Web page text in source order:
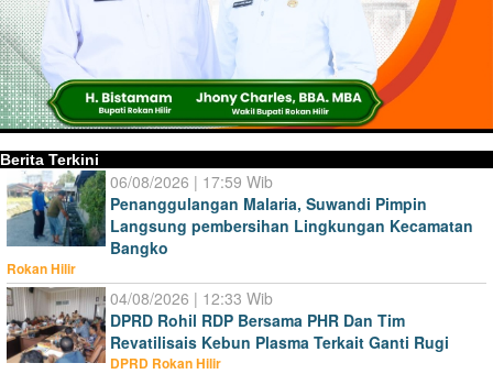
Berita Terkini
06/08/2026 | 17:59 Wib
Penanggulangan Malaria, Suwandi Pimpin
Langsung pembersihan Lingkungan Kecamatan
Bangko
Rokan Hilir
04/08/2026 | 12:33 Wib
DPRD Rohil RDP Bersama PHR Dan Tim
Revatilisais Kebun Plasma Terkait Ganti Rugi
DPRD Rokan Hilir